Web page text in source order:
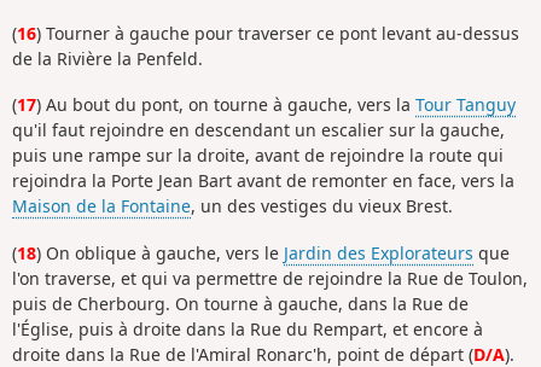
(16) Tourner à gauche pour traverser ce pont levant au-dessus
de la Rivière la Penfeld.
(17) Au bout du pont, on tourne à gauche, vers la Tour Tanguy
qu'il faut rejoindre en descendant un escalier sur la gauche,
puis une rampe sur la droite, avant de rejoindre la route qui
rejoindra la Porte Jean Bart avant de remonter en face, vers la
Maison de la Fontaine, un des vestiges du vieux Brest.
(18) On oblique à gauche, vers le Jardin des Explorateurs que
l'on traverse, et qui va permettre de rejoindre la Rue de Toulon,
puis de Cherbourg. On tourne à gauche, dans la Rue de
l'Église, puis à droite dans la Rue du Rempart, et encore à
droite dans la Rue de l'Amiral Ronarc'h, point de départ (D/A).